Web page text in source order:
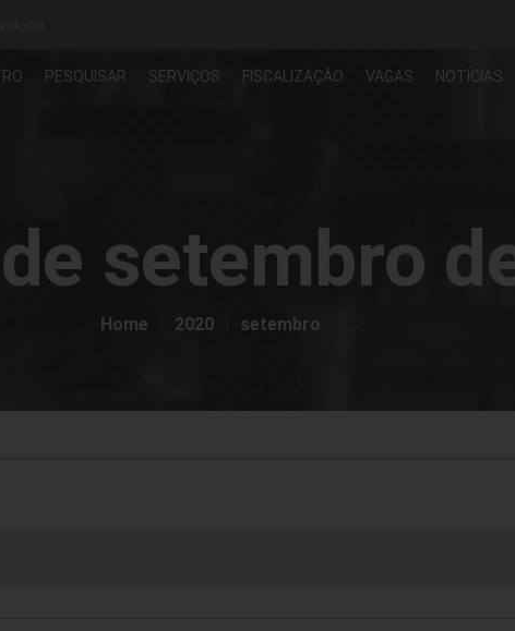
PESQUISAR SERVIÇOS FISCALIZAÇÃO VAGAS NOTÍCIAS
setembro
Home 2020 setembro